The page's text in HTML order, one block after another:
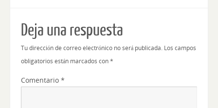
Deja una respuesta
Tu dirección de correo electrónico no será publicada. Los campos
obligatorios están marcados con*
Comentario *